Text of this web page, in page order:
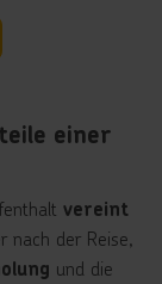
einer
vereint
nach der Reise,
und die